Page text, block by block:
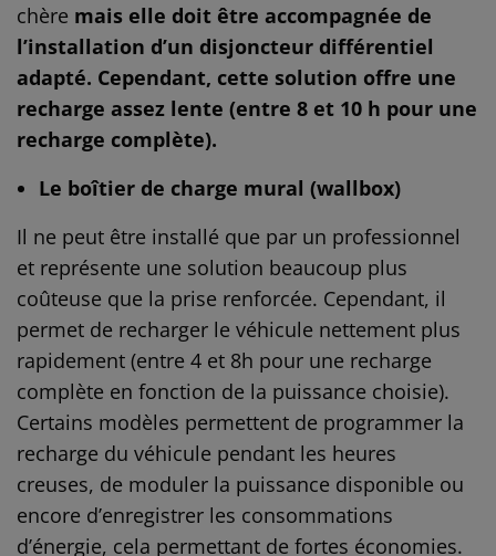
chère mais elle doit être accompagnée de
l’installation d’un disjoncteur différentiel
adapté. Cependant, cette solution offre une
recharge assez lente (entre 8 et 10 h pour une
recharge complète).
Le boîtier de charge mural (wallbox)
Il ne peut être installé que par un professionnel
et représente une solution beaucoup plus
coûteuse que la prise renforcée. Cependant, il
permet de recharger le véhicule nettement plus
rapidement (entre 4 et 8h pour une recharge
complète en fonction de la puissance choisie).
Certains modèles permettent de programmer la
recharge du véhicule pendant les heures
creuses, de moduler la puissance disponible ou
encore d’enregistrer les consommations
d’énergie, cela permettant de fortes économies.